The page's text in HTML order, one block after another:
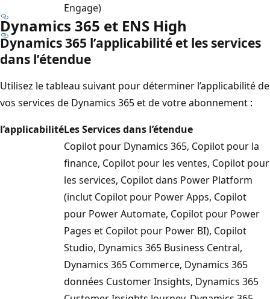
Engage)
Dynamics 365 et ENS High
Dynamics 365 l’applicabilité et les services
dans l’étendue
Utilisez le tableau suivant pour déterminer l’applicabilité de
vos services de Dynamics 365 et de votre abonnement :
l’applicabilitéLes Services dans l’étendue
Copilot pour Dynamics 365, Copilot pour la
finance, Copilot pour les ventes, Copilot pour
les services, Copilot dans Power Platform
(inclut Copilot pour Power Apps, Copilot
pour Power Automate, Copilot pour Power
Pages et Copilot pour Power BI), Copilot
Studio, Dynamics 365 Business Central,
Dynamics 365 Commerce, Dynamics 365
données Customer Insights, Dynamics 365